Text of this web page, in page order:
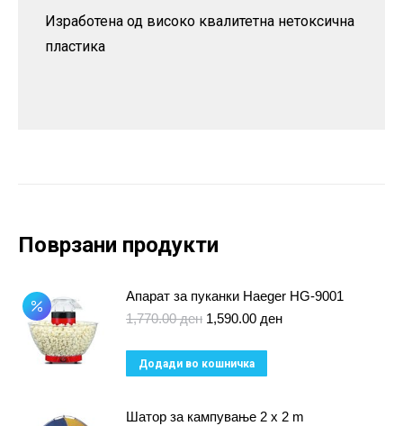
Изработена од високо квалитетна нетоксична
пластика
Поврзани продукти
Апарат за пуканки Haeger HG-9001
1,770.00ден Original
was:
1,770.00 ден.
1,590.00 денCurrent
Додади во кошничка
Шатор за кампување 2 x 2 m